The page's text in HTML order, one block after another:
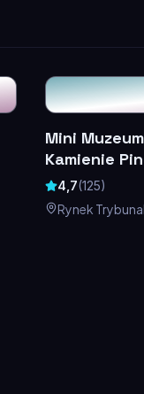
Mini
Kamienie
4,7(125)
Rynek